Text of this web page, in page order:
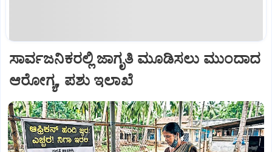
ಸಾರ್ವಜನಿಕರಲ್ಲಿ ಜಾಗೃತಿ ಮೂಡಿಸಲು ಮುಂದಾದ
ಆರೋಗ್ಯ, ಪಶು ಇಲಾಖೆ